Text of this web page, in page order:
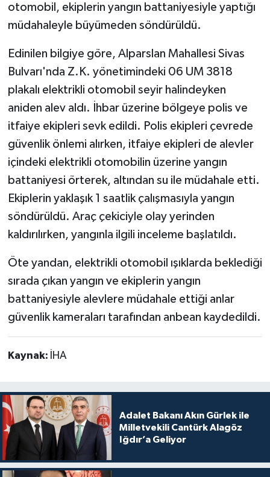
otomobil, ekiplerin yangın battaniyesiyle yaptığı
müdahaleyle büyümeden söndürüldü.
Edinilen bilgiye göre, Alparslan Mahallesi Sivas
Bulvarı'nda Z.K. yönetimindeki 06 UM 3818
plakalı elektrikli otomobil seyir halindeyken
aniden alev aldı. İhbar üzerine bölgeye polis ve
itfaiye ekipleri sevk edildi. Polis ekipleri çevrede
güvenlik önlemi alırken, itfaiye ekipleri de alevler
içindeki elektrikli otomobilin üzerine yangın
battaniyesi örterek, altından su ile müdahale etti.
Ekiplerin yaklaşık 1 saatlik çalışmasıyla yangın
söndürüldü. Araç çekiciyle olay yerinden
kaldırılırken, yangınla ilgili inceleme başlatıldı.
Öte yandan, elektrikli otomobil ışıklarda beklediği
sırada çıkan yangın ve ekiplerin yangın
battaniyesiyle alevlere müdahale ettiği anlar
güvenlik kameraları tarafından anbean kaydedildi.
Kaynak: İHA
Adalet Bakanı Akın Gürlek ile
Milletvekili Cantürk Alagöz
Iğdır’a Geliyor